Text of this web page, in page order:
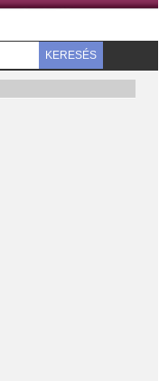
KERESÉS